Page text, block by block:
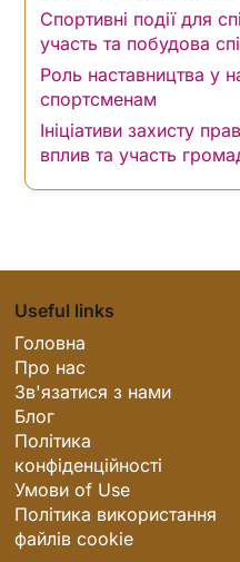
Спортивні події для
участь та побудова
Роль наставництва у
спортсменам
Ініціативи захисту
вплив та участь
Useful links
Головна
Про нас
Зв'язатися з нами
Блог
Політика
конфіденційності
Умови of Use
Політика використання
файлів cookie